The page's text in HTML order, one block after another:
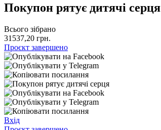
Покупон рятує дитячі серця
Всього зібрано
31537,20 грн.
Проєкт завершено
Вхід